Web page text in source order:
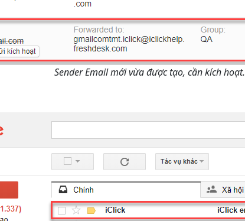
Sender Email mới vừa được tạo, cần kích hoạt.